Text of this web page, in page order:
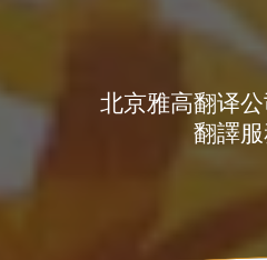
北京雅高翻译
翻譯